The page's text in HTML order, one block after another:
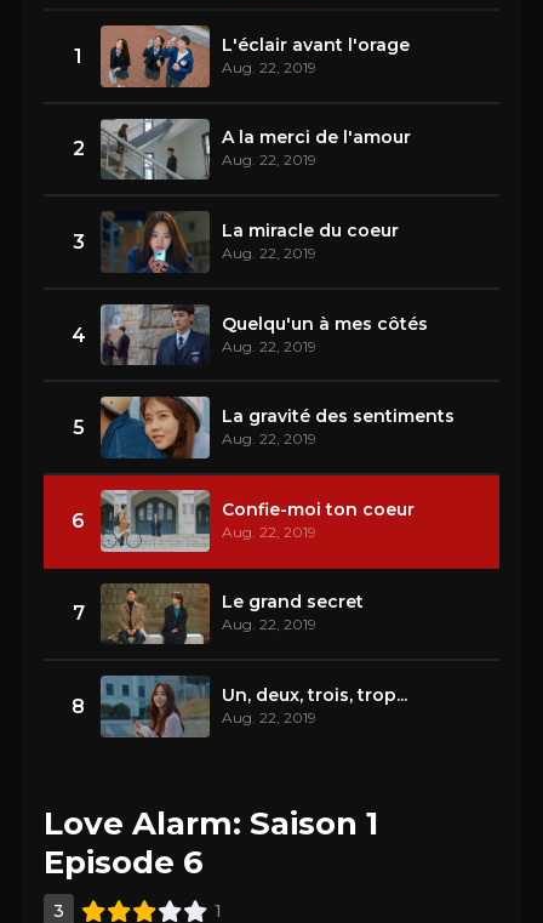
1 L'éclair avant l'orage
Aug. 22, 2019
2 A la merci de l'amour
Aug. 22, 2019
3 La miracle du coeur
Aug. 22, 2019
4 Quelqu'un à mes côtés
Aug. 22, 2019
5 La gravité des sentiments
Aug. 22, 2019
6 Confie-moi ton coeur
Aug. 22, 2019
7 Le grand secret
Aug. 22, 2019
8 Un, deux, trois, trop...
Aug. 22, 2019
Love Alarm: Saison 1
Episode 6
3
1